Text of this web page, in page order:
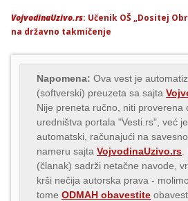
VojvodinaUzivo.rs: Učenik OŠ „Dositej
na državno takmičenje
Napomena: Ova vest je
(softverski) preuzeta sa sajta
Nije preneta ručno, niti proverena
uredništva portala "Vesti.rs", već
automatski, računajući na
nameru sajta VojvodinaUzivo.rs
(članak) sadrži netačne navode,
krši nečija autorska prava -
tome ODMAH obavestite